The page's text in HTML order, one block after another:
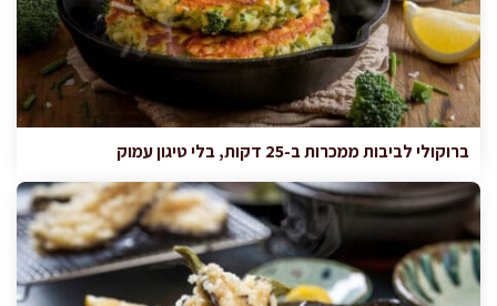
ברוקולי לביבות ממכרות ב-25 דקות, בלי טיגון עמוק